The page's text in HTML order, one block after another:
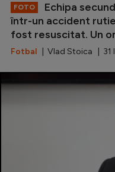
Europa
CM 2026
Premier
FOTO
Echipa
într-un accident
fost resuscitat. Un
Fotbal | Vlad Stoica | 31